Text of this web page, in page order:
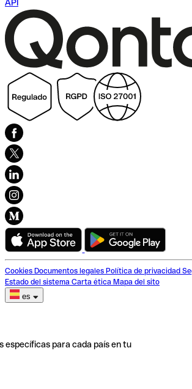
API
Cookies Documentos legales Política de privacidad
Estado del sistema Carta ética Mapa del sito
es
específicas para cada país en tu